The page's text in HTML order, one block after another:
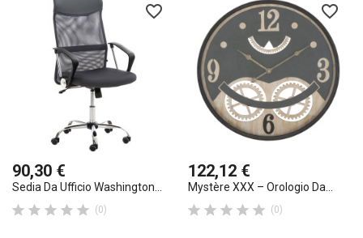
favorite_border
90,30 €
Sedia Da Ufficio Washington...
     (0)
favorite_border
122,12 €
Mystère XXX – Orologio Da...
     (0)